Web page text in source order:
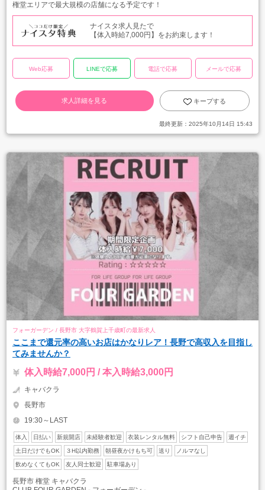
権堂エリアで最大規模の店舗になる予定です！
ナイスタ求人見たで
【体入時給7,000円】をお約束します！
Web応募 LINEで応募 電話で応募 メールで応募
求人詳細を見る キープする
最終更新： 2025年10月14日 15:43
フォーガーデン / 長野市 大字鶴賀上千歳町の最新求人
ここまで還元率の高いお店はかなりレア！長野で高収入を目指し
てみませんか？
体入時給7,000円 / 本入時給3,000円
キャバクラ
長野市
19:30～LAST
体入 日払い 新規開店 未経験者歓迎 衣装レンタル無料 シフト自己申告 週イチ
土日だけでもOK ３H以内勤務 朝昼夜かけもち可 送り ノルマなし
飲めなくてもOK 友人同士歓迎 駐車場あり
長野市 権堂 キャバクラ